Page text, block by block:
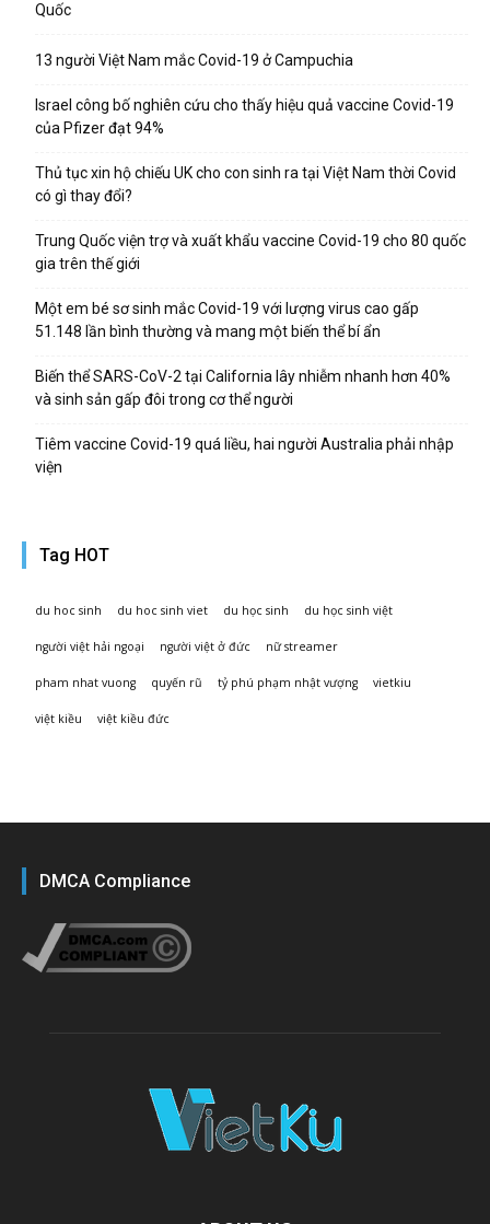
Quốc
13 người Việt Nam mắc Covid-19 ở Campuchia
Israel công bố nghiên cứu cho thấy hiệu quả vaccine Covid-19
của Pfizer đạt 94%
Thủ tục xin hộ chiếu UK cho con sinh ra tại Việt Nam thời Covid
có gì thay đổi?
Trung Quốc viện trợ và xuất khẩu vaccine Covid-19 cho 80 quốc
gia trên thế giới
Một em bé sơ sinh mắc Covid-19 với lượng virus cao gấp
51.148 lần bình thường và mang một biến thể bí ẩn
Biến thể SARS-CoV-2 tại California lây nhiễm nhanh hơn 40%
và sinh sản gấp đôi trong cơ thể người
Tiêm vaccine Covid-19 quá liều, hai người Australia phải nhập
viện
Tag HOT
du hoc sinh du hoc sinh viet du học sinh du học sinh việt
người việt hải ngoại người việt ở đức nữ streamer
pham nhat vuong quyến rũ tỷ phú phạm nhật vượng vietkiu
việt kiều việt kiều đức
DMCA Compliance